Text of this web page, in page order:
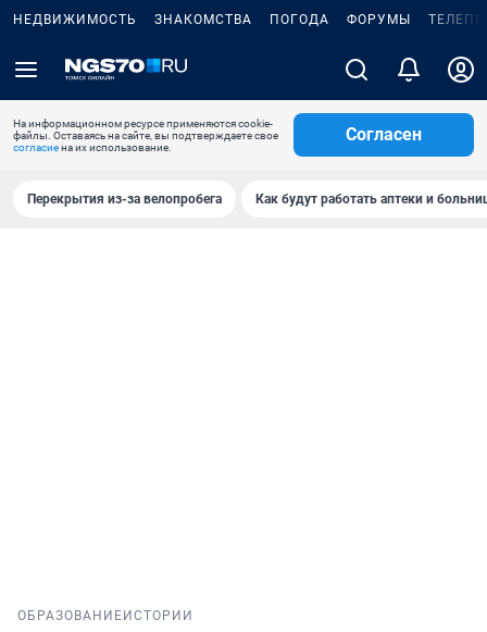
НЕДВИЖИМОСТЬ ЗНАКОМСТВА ПОГОДА ФОРУМЫ
На информационном ресурсе применяются cookie-
файлы. Оставаясь на сайте, вы подтверждаете свое
согласиена их использование.
Согласен
Перекрытия из-за велопробега Как будут работать аптеки и
ОБРАЗОВАНИЕ ИСТОРИИ